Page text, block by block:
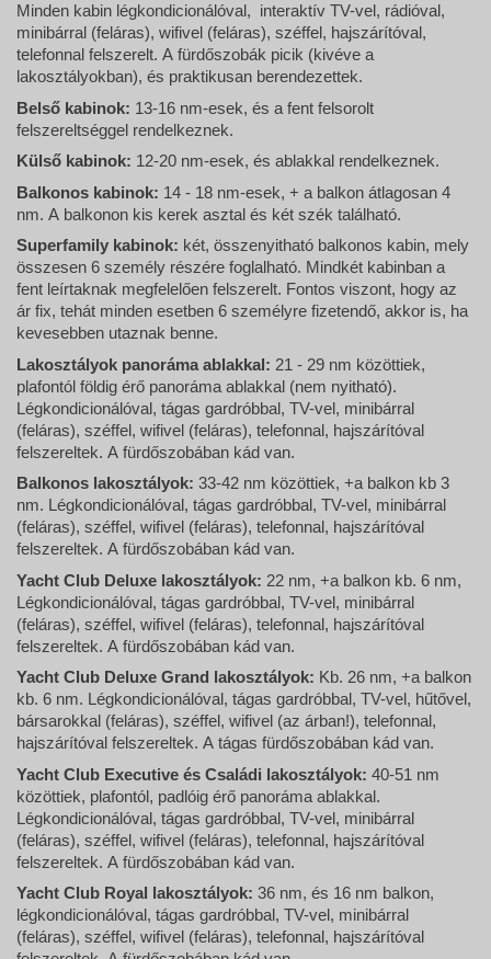
Minden kabin légkondicionálóval, interaktív TV-vel, rádióval,
minibárral (feláras), wifivel (feláras), széffel, hajszárítóval,
telefonnal felszerelt. A fürdőszobák picik (kivéve a
lakosztályokban), és praktikusan berendezettek.
Belső kabinok: 13-16 nm-esek, és a fent felsorolt
felszereltséggel rendelkeznek.
Külső kabinok: 12-20 nm-esek, és ablakkal rendelkeznek.
Balkonos kabinok: 14 - 18 nm-esek, + a balkon átlagosan 4
nm. A balkonon kis kerek asztal és két szék található.
Superfamily kabinok: két, összenyitható balkonos kabin, mely
összesen 6 személy részére foglalható. Mindkét kabinban a
fent leírtaknak megfelelően felszerelt. Fontos viszont, hogy az
ár fix, tehát minden esetben 6 személyre fizetendő, akkor is, ha
kevesebben utaznak benne.
Lakosztályok panoráma ablakkal: 21 - 29 nm közöttiek,
plafontól földig érő panoráma ablakkal (nem nyitható).
Légkondicionálóval, tágas gardróbbal, TV-vel, minibárral
(feláras), széffel, wifivel (feláras), telefonnal, hajszárítóval
felszereltek. A fürdőszobában kád van.
Balkonos lakosztályok: 33-42 nm közöttiek, +a balkon kb 3
nm. Légkondicionálóval, tágas gardróbbal, TV-vel, minibárral
(feláras), széffel, wifivel (feláras), telefonnal, hajszárítóval
felszereltek. A fürdőszobában kád van.
Yacht Club Deluxe lakosztályok: 22 nm, +a balkon kb. 6 nm,
Légkondicionálóval, tágas gardróbbal, TV-vel, minibárral
(feláras), széffel, wifivel (feláras), telefonnal, hajszárítóval
felszereltek. A fürdőszobában kád van.
Yacht Club Deluxe Grand lakosztályok: Kb. 26 nm, +a balkon
kb. 6 nm. Légkondicionálóval, tágas gardróbbal, TV-vel, hűtővel,
bársarokkal (feláras), széffel, wifivel (az árban!), telefonnal,
hajszárítóval felszereltek. A tágas fürdőszobában kád van.
Yacht Club Executive és Családi lakosztályok: 40-51 nm
közöttiek, plafontól, padlóig érő panoráma ablakkal.
Légkondicionálóval, tágas gardróbbal, TV-vel, minibárral
(feláras), széffel, wifivel (feláras), telefonnal, hajszárítóval
felszereltek. A fürdőszobában kád van.
Yacht Club Royal lakosztályok: 36 nm, és 16 nm balkon,
légkondicionálóval, tágas gardróbbal, TV-vel, minibárral
(feláras), széffel, wifivel (feláras), telefonnal, hajszárítóval